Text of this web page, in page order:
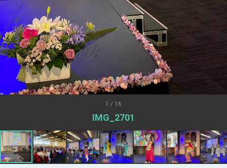
外交部長林佳龍午宴歡迎美國聯邦參議員蓋耶哥
訪問團
外交部長林佳龍接見美國智庫「德國馬歇爾基金
會」訪問團一行，深化跨大西洋戰略夥伴關係
臺美經貿談判獲階段性成果 卓揆期勉爭取時間完
成「臺美對等貿易協定」簽署
卓揆：臺美關稅談判階段性結果有助臺灣取得有
利戰略地位 全力支持「臺美對等貿易協定」簽署
外交部與數位發展部攜手合作，整合台灣雄厚數
位實力，達成固邦榮邦目標
外交部長林佳龍主持第35次「參與亞太經濟合作
策略小組」跨部會會議
民調顯示多數國人滿意政府外交表現，高度支持
「總合外交」與台歐美日關係深化
總統以「韌性之島，希望之光」為題發表2026新
年談話
1 / 16
IMG_2701